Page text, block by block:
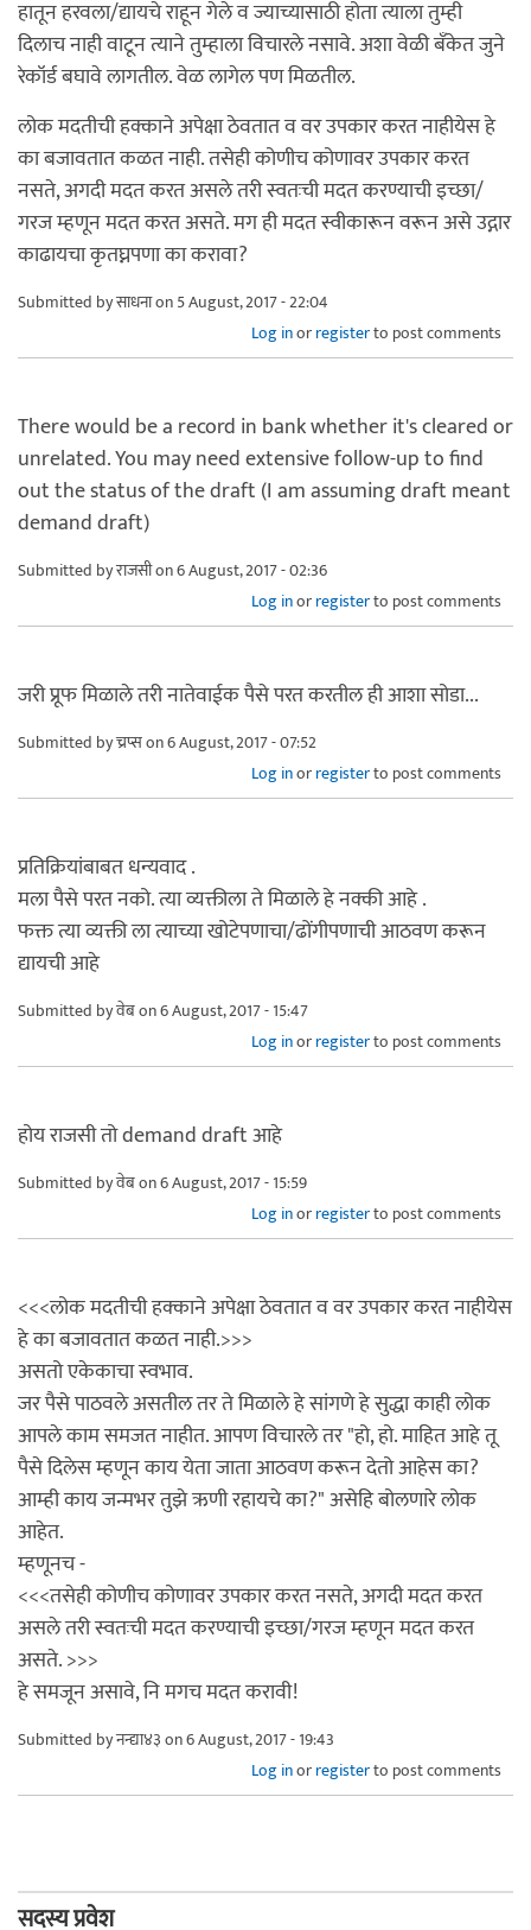
हातून हरवला/द्यायचे राहून गेले व ज्याच्यासाठी होता त्याला तुम्ही
दिलाच नाही वाटून त्याने तुम्हाला विचारले नसावे. अशा वेळी बँकेत जुने
रेकॉर्ड बघावे लागतील. वेळ लागेल पण मिळतील.
लोक मदतीची हक्काने अपेक्षा ठेवतात व वर उपकार करत नाहीयेस हे
का बजावतात कळत नाही. तसेही कोणीच कोणावर उपकार करत
नसते, अगदी मदत करत असले तरी स्वतःची मदत करण्याची इच्छा/
गरज म्हणून मदत करत असते. मग ही मदत स्वीकारून वरून असे उद्गार
काढायचा कृतघ्नपणा का करावा?
Submitted byसाधनाon 5 August, 2017 - 22:04
Log inorregisterto post comments
There would be a record in bank whether it's cleared or
unrelated. You may need extensive follow-up to find
out the status of the draft (I am assuming draft meant
demand draft)
Submitted byराजसीon 6 August, 2017 - 02:36
Log inorregisterto post comments
जरी प्रूफ मिळाले तरी नातेवाईक पैसे परत करतील ही आशा सोडा...
Submitted byच्रप्सon 6 August, 2017 - 07:52
Log inorregisterto post comments
प्रतिक्रियांबाबत धन्यवाद .
मला पैसे परत नको. त्या व्यक्तीला ते मिळाले हे नक्की आहे .
फक्त त्या व्यक्ती ला त्याच्या खोटेपणाचा/ढोंगीपणाची आठवण करून
द्यायची आहे
Submitted byवेबon 6 August, 2017 - 15:47
Log inorregisterto post comments
होय राजसी तो demand draft आहे
Submitted byवेबon 6 August, 2017 - 15:59
Log inorregisterto post comments
<<<लोक मदतीची हक्काने अपेक्षा ठेवतात व वर उपकार करत नाहीयेस
हे का बजावतात कळत नाही.>>>
असतो एकेकाचा स्वभाव.
जर पैसे पाठवले असतील तर ते मिळाले हे सांगणे हे सुद्धा काही लोक
आपले काम समजत नाहीत. आपण विचारले तर "हो, हो. माहित आहे तू
पैसे दिलेस म्हणून काय येता जाता आठवण करून देतो आहेस का?
आम्ही काय जन्मभर तुझे ऋणी रहायचे का?" असेहि बोलणारे लोक
आहेत.
म्हणूनच -
<<<तसेही कोणीच कोणावर उपकार करत नसते, अगदी मदत करत
असले तरी स्वतःची मदत करण्याची इच्छा/गरज म्हणून मदत करत
असते. >>>
हे समजून असावे, नि मगच मदत करावी!
Submitted byनन्द्या४३on 6 August, 2017 - 19:43
Log inorregisterto post comments
सदस्य प्रवेश